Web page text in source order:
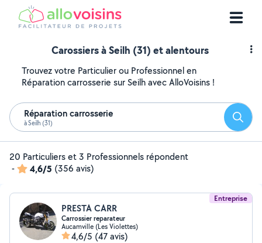
Carossiers à Seilh (31) et alentours
Trouvez votre Particulier ou Professionnel en
Réparation carrosserie sur Seilh avec AlloVoisins !
Réparation carrosserie
à Seilh (31)
20 Particuliers et 3 Professionnels répondent
-
4,6/5 (356 avis)
Entreprise
PRESTA CARR
Carrossier reparateur
Aucamville (Les Violettes)
4,6/5 (47 avis)